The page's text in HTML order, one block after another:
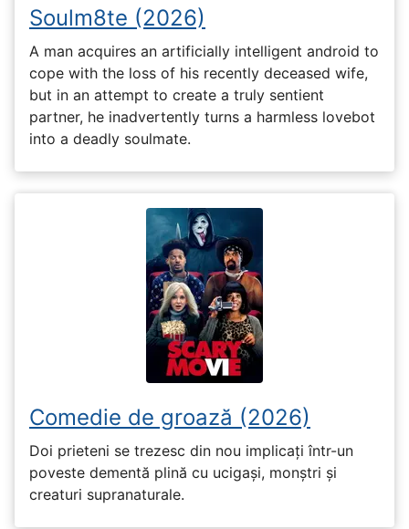
Soulm8te (2026)
A man acquires an artificially intelligent android to
cope with the loss of his recently deceased wife,
but in an attempt to create a truly sentient
partner, he inadvertently turns a harmless lovebot
into a deadly soulmate.
Comedie de groază (2026)
Doi prieteni se trezesc din nou implicați într-un
poveste dementă plină cu ucigași, monștri și
creaturi supranaturale.